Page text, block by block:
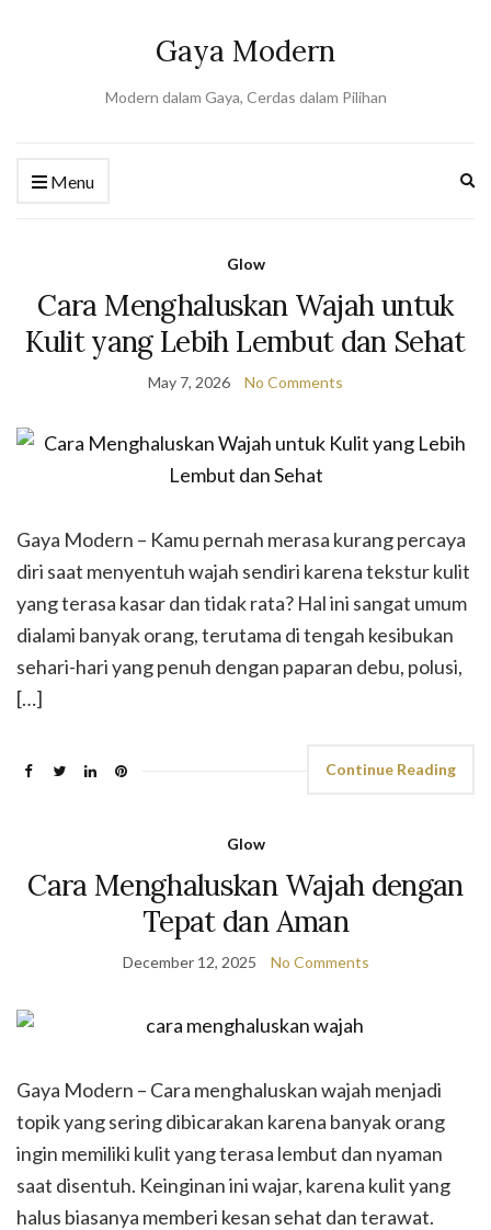
Gaya Modern
Modern dalam Gaya, Cerdas dalam Pilihan
Menu
Glow
Cara Menghaluskan Wajah untuk
Kulit yang Lebih Lembut dan Sehat
May 7, 2026 No Comments
Gaya Modern – Kamu pernah merasa kurang percaya
diri saat menyentuh wajah sendiri karena tekstur kulit
yang terasa kasar dan tidak rata? Hal ini sangat umum
dialami banyak orang, terutama di tengah kesibukan
sehari-hari yang penuh dengan paparan debu, polusi,
[…]
Continue Reading
Glow
Cara Menghaluskan Wajah dengan
Tepat dan Aman
December 12, 2025 No Comments
Gaya Modern – Cara menghaluskan wajah menjadi
topik yang sering dibicarakan karena banyak orang
ingin memiliki kulit yang terasa lembut dan nyaman
saat disentuh. Keinginan ini wajar, karena kulit yang
halus biasanya memberi kesan sehat dan terawat.